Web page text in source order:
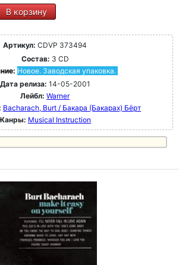
В корзину
Артикул: CDVP 373494
Состав: 3 CD
Новое. Заводская упаковка.
Дата релиза: 14-05-2001
Лейбл: Warner
Bacharach, Burt / Бакара (Бакарах) Бёрт
Musical Instruction